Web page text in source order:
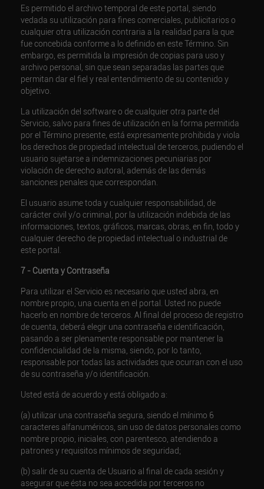
Es permitido el archivo temporal de este portal, siendo
vedada su utilización para fines comerciales, publicitarios o
cualquier otra utilización contraria a la realidad para la que
fue concebida conforme a lo definido en este Término. Sin
embargo, es permitida la impresión de copias para uso y
archivo personal, sin que sean separadas las partes que
permitan dar el fiel y real entendimiento de su contenido y
objetivo.
La utilización del software o de cualquier otra parte del
Servicio, salvo para fines de utilización en la forma permitida
por el Término presente, está expresamente prohibida y viola
los derechos de propiedad intelectual de terceros, pudiendo el
usuario sujetarse a indemnizaciones pecuniarias por
violación de derecho autoral, además de las demás
sanciones penales que correspondan.
El usuario asume toda y cualquier responsabilidad, de
carácter civil y/o criminal, por la utilización indebida de las
informaciones, textos, gráficos, marcas, obras, en fin, todo y
cualquier derecho de propiedad intelectual o industrial de
este portal.
7 - Cuenta y Contraseña
Para utilizar el Servicio es necesario que usted abra, en
nombre propio, una cuenta en el portal. Usted no puede
hacerlo en nombre de terceros. Al final del proceso de registro
de cuenta, deberá elegir una contraseña e identificación,
pasando a ser plenamente responsable por mantener la
confidencialidad de la misma, siendo, por lo tanto,
responsable por todas las actividades que ocurran con el uso
de su contraseña y/o identificación.
Usted está de acuerdo y está obligado a:
(a) utilizar una contraseña segura, siendo el mínimo 6
caracteres alfanuméricos, sin uso de datos personales como
nombre propio, iniciales, con parentesco, atendiendo a
patrones y requisitos mínimos de seguridad;
(b) salir de su cuenta de Usuario al final de cada sesión y
asegurar que ésta no sea accedida por terceros no